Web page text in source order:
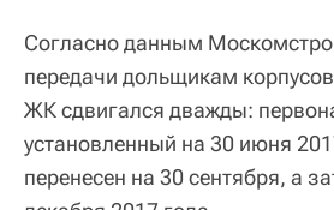
Согласно данным
передачи дольщикам
ЖК сдвигался дважды:
установленный на 30 июня
перенесен на 30 сентября, а